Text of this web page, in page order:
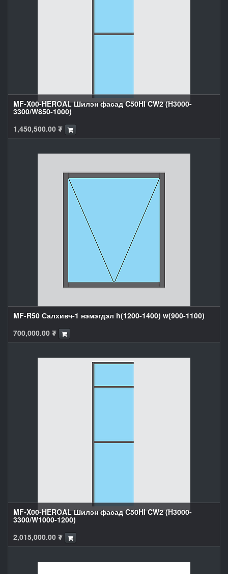
MF-X00-HEROAL Шилэн фасад C50HI CW2 (H3000-
3300/W850-1000)
1,450,500.00 ₮
MF-R50 Салхивч-1 нэмэгдэл h(1200-1400) w(900-1100)
700,000.00 ₮
MF-X00-HEROAL Шилэн фасад C50HI CW2 (H3000-
3300/W1000-1200)
2,015,000.00 ₮